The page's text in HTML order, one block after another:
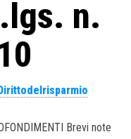
n.
Brevi note